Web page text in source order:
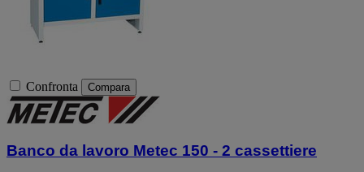
Confronta Compara
Banco da lavoro Metec 150 - 2 cassettiere